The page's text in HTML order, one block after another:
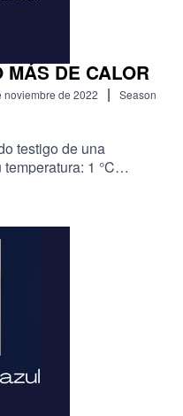
MÁS DE CALOR
noviembre de 2022 |
Season
testigo de una
1 °C
hasta nuestros días.
alcanza los 2 °C, las
como una bomba